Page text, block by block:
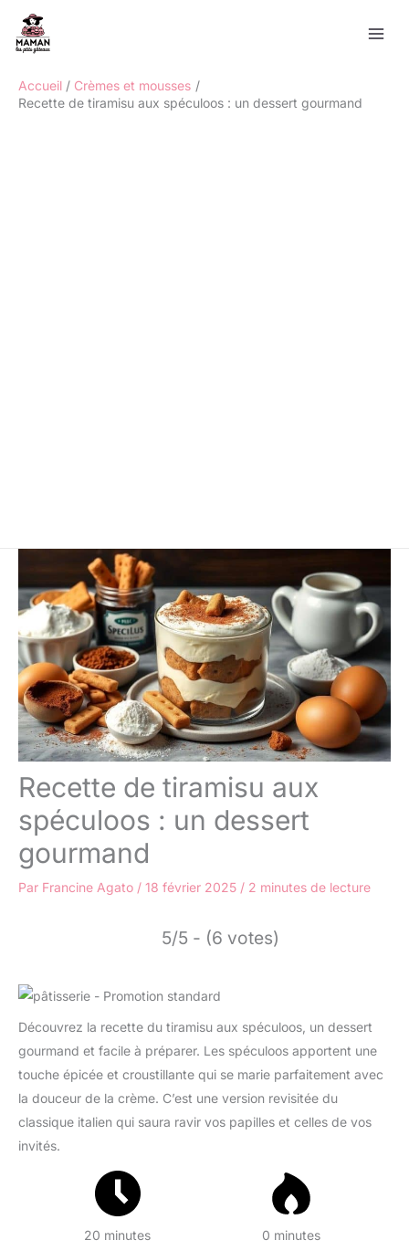
contenu
Accueil
Crèmes et mousses
Recette de tiramisu aux spéculoos : un dessert gourmand
Recette de tiramisu aux
spéculoos : un dessert
gourmand
Par Francine Agato / 18 février 2025 / 2 minutes de lecture
5/5 - (6 votes)
Découvrez la recette du tiramisu aux spéculoos, un dessert
gourmand et facile à préparer. Les spéculoos apportent une
touche épicée et croustillante qui se marie parfaitement avec
la douceur de la crème. C’est une version revisitée du
classique italien qui saura ravir vos papilles et celles de vos
invités.
20 minutes 0 minutes
Rechercher